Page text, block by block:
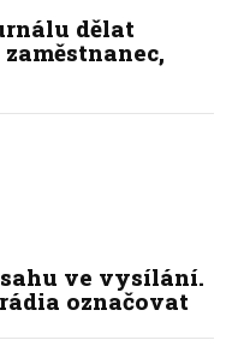
dělat
ve vysílání.
označovat